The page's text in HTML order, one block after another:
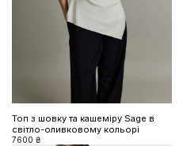
Топ з шовку та кашеміру Sage в
світло-оливковому кольорі
7600 ₴